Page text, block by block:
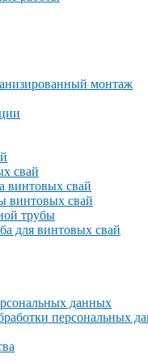
монтаж
свай
винтовых свай
винтовых свай
трубы
для винтовых свай
данных
персональных